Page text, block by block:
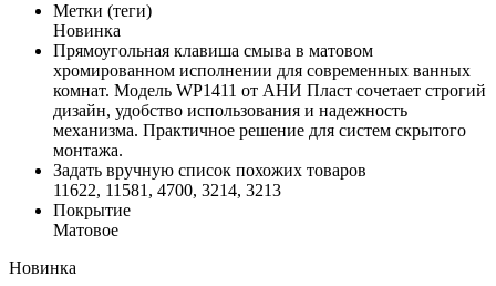
Метки (теги)
Новинка
Прямоугольная клавиша смыва в матовом
хромированном исполнении для современных ванных
комнат. Модель WP1411 от АНИ Пласт сочетает строгий
дизайн, удобство использования и надежность
механизма. Практичное решение для систем скрытого
монтажа.
Задать вручную список похожих товаров
11622, 11581, 4700, 3214, 3213
Покрытие
Матовое
Новинка